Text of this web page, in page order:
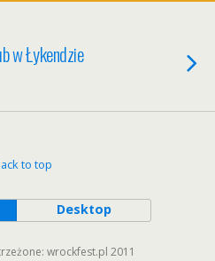
w Łykendzie
to top
Desktop
wrockfest.pl 2011